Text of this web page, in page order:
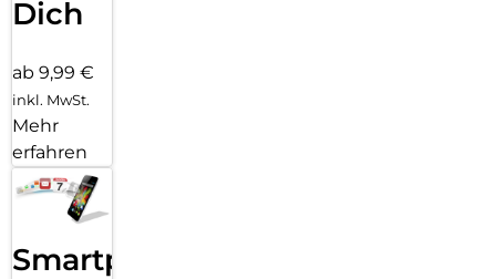
Dich
ab 9,99 €
inkl. MwSt.
Mehr
erfahren
Smartphone